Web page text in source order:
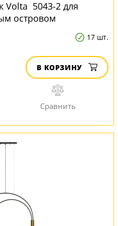
Volta 5043-2 для
островом
17 шт.
В КОРЗИНУ